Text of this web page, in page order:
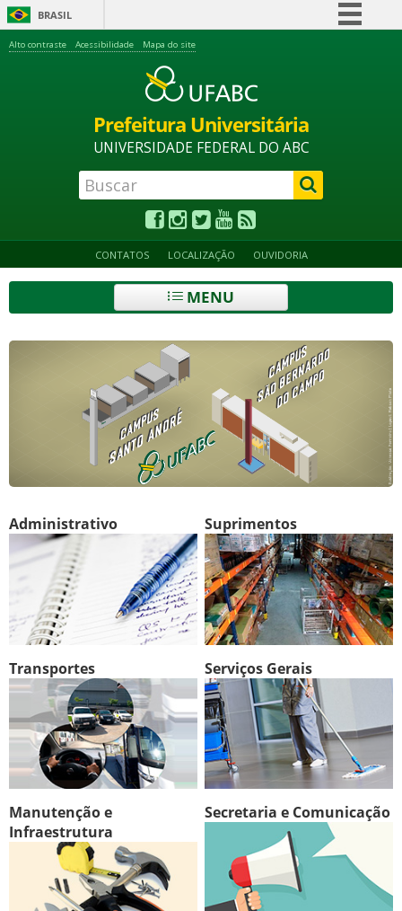
BRASIL
Acesso à informação
Canais
Alto contraste Acessibilidade Mapa do site
Prefeitura Universitária
UNIVERSIDADE FEDERAL DO ABC
CONTATOS LOCALIZAÇÃO OUVIDORIA
MENU
Administrativo Suprimentos
Transportes Serviços Gerais
Manutenção e
Infraestrutura
Secretaria e Comunicação